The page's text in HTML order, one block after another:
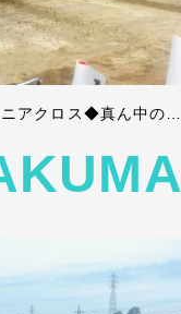
アクロス◆真ん中の…